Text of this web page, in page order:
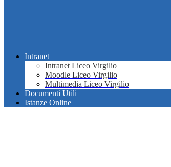
Intranet
Intranet Liceo Virgilio
Moodle Liceo Virgilio
Multimedia Liceo Virgilio
Documenti Utili
Istanze Online